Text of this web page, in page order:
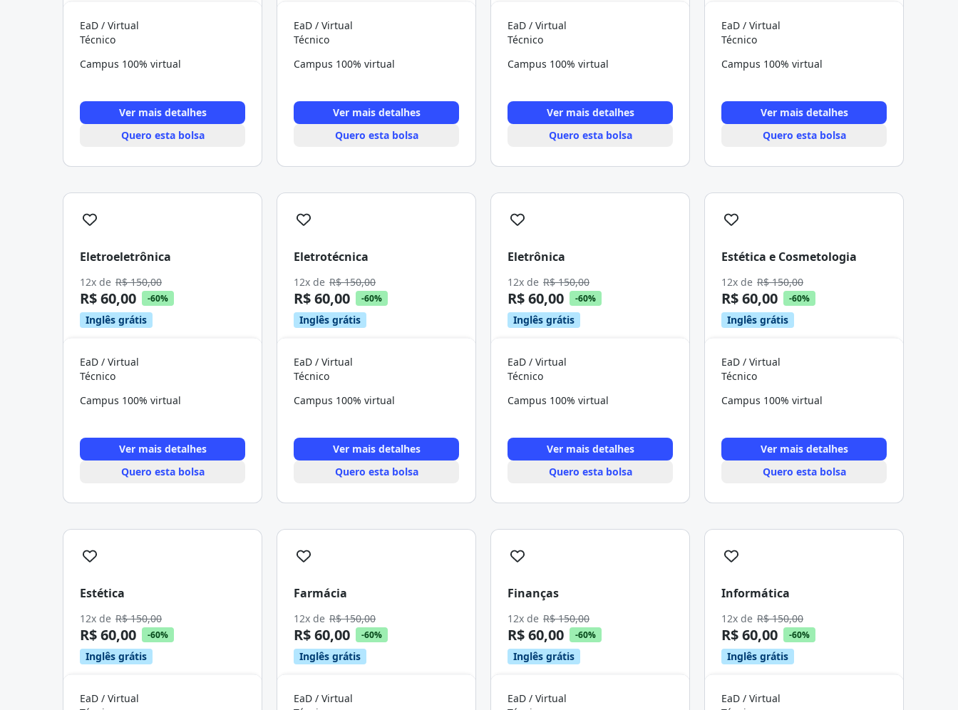
EaD / Virtual
Técnico
Campus 100% virtual
Ver mais detalhes
Quero esta bolsa
EaD / Virtual
Técnico
Campus 100% virtual
Ver mais detalhes
Quero esta bolsa
EaD / Virtual
Técnico
Campus 100% virtual
Ver mais detalhes
Quero esta bolsa
EaD / Virtual
Técnico
Campus 100% virtual
Ver mais detalhes
Quero esta bolsa
Eletroeletrônica
12x de R$ 150,00
R$ 60,00 -60%
Inglês grátis
EaD / Virtual
Técnico
Campus 100% virtual
Ver mais detalhes
Quero esta bolsa
Eletrotécnica
12x de R$ 150,00
R$ 60,00 -60%
Inglês grátis
EaD / Virtual
Técnico
Campus 100% virtual
Ver mais detalhes
Quero esta bolsa
Eletrônica
12x de R$ 150,00
R$ 60,00 -60%
Inglês grátis
EaD / Virtual
Técnico
Campus 100% virtual
Ver mais detalhes
Quero esta bolsa
Estética e Cosmetologia
12x de R$ 150,00
R$ 60,00 -60%
Inglês grátis
EaD / Virtual
Técnico
Campus 100% virtual
Ver mais detalhes
Quero esta bolsa
Estética
12x de R$ 150,00
R$ 60,00 -60%
Inglês grátis
EaD / Virtual
Farmácia
12x de R$ 150,00
R$ 60,00 -60%
Inglês grátis
EaD / Virtual
Finanças
12x de R$ 150,00
R$ 60,00 -60%
Inglês grátis
EaD / Virtual
Informática
12x de R$ 150,00
R$ 60,00 -60%
Inglês grátis
EaD / Virtual